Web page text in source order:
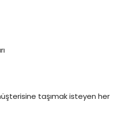
taşımak isteyen her